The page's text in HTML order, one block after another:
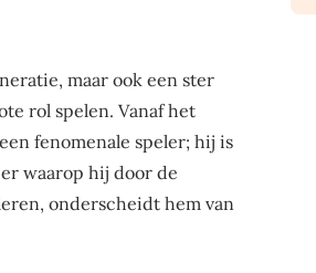
maar ook een ster
rol spelen. Vanaf het
fenomenale speler; hij is
waarop hij door de
onderscheidt hem van